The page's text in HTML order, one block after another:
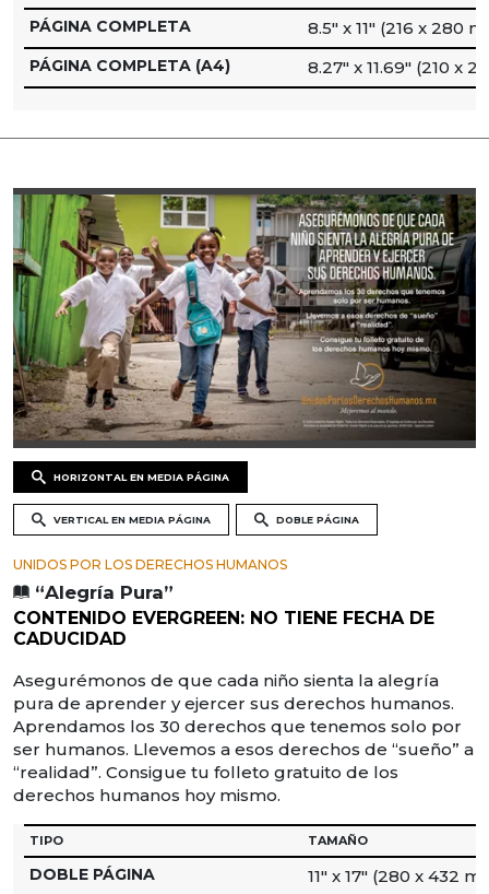
PÁGINA COMPLETA 8.5″ x 11″ (216 x 280
PÁGINA COMPLETA (A4) 8.27″ x 11.69″ (210 x
HORIZONTAL EN MEDIA PÁGINA
VERTICAL EN MEDIA PÁGINA DOBLE PÁGINA
UNIDOS POR LOS DERECHOS HUMANOS
“Alegría Pura”
CONTENIDO EVERGREEN: NO TIENE FECHA DE
CADUCIDAD
Asegurémonos de que cada niño sienta la alegría
pura de aprender y ejercer sus derechos humanos.
Aprendamos los 30 derechos que tenemos solo por
ser humanos. Llevemos a esos derechos de “sueño” a
“realidad”. Consigue tu folleto gratuito de los
derechos humanos hoy mismo.
TIPO TAMAÑO
DOBLE PÁGINA 11″ x 17″ (280 x 432